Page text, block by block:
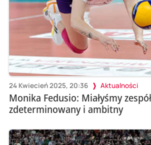
24 Kwiecień 2025, 20:36 Aktualności
Monika Fedusio: Miałyśmy
zdeterminowany i ambitny